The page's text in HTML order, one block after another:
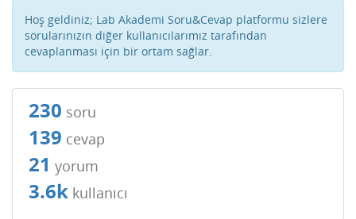
Hoş geldiniz; Lab Akademi Soru&Cevap platformu sizlere
sorularınızın diğer kullanıcılarımız tarafından
cevaplanması için bir ortam sağlar.
230 soru
139 cevap
21 yorum
3.6k kullanıcı